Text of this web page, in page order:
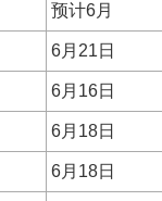
预计6月
6月21日
6月16日
6月18日
6月18日